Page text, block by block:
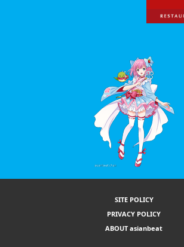
SITE POLICY
PRIVACY POLICY
ABOUT asianbeat